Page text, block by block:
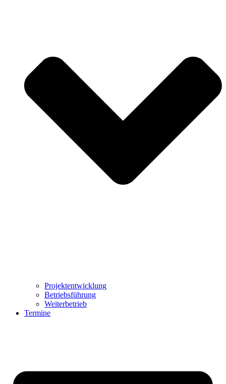
Projektentwicklung
Betriebsführung
Weiterbetrieb
Termine